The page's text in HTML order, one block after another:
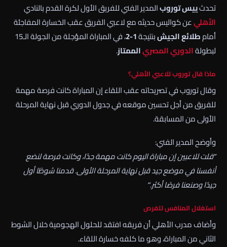
تحدثييس توروبالمدير الفني للفريق الأول لكرة القدم بالنادي
الأهليعن كواليس حديثه مع لاعبي الفريق عقب الخسارة المفاجئة
أمامطلائع الجيشبنتيجة2-1
، في المباراة المؤجلة من الجولة الـ15
لبطولةالدوري المصريالممتاز.
ماذا قال توروب للاعبي الأهلي؟
وقال توروب في تصريحاته عقب اللقاء إن المباراة كانت فرصة مهمة
للفريق من أجل تحسين موقعه في جدول الدوري قبل نهاية المرحلة
الأولى من المسابقة.
وأوضح المدير الفني:
“قلت للاعبين إن مباراة اليوم كانت مهمة جدًا، وكانت فرصة لنضع
أنفسنا في موضع جيد قبل نهاية المرحلة الأولى. قدمنا شوطًا أول
جيدًا وصنعنا فرصًا أكثر.”
استغلال المنافس للفرص
وأضاف مدرب الأهلي أن فريقه افتقد للحلول الهجومية خلال الشوط
الثاني من المباراة، وهو ما كلفه خسارة اللقاء.